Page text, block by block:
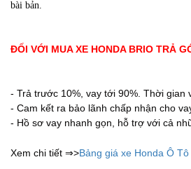
bài bản.
ĐỐI VỚI MUA XE HONDA BRIO TRẢ
- Trả trước 10%, vay tới 90%. Thời gian
- Cam kết ra bảo lãnh chấp nhận cho
- Hồ sơ vay nhanh gọn, hỗ trợ với cả
Xem chi tiết ⇒>Bảng giá xe Honda Ô Tô